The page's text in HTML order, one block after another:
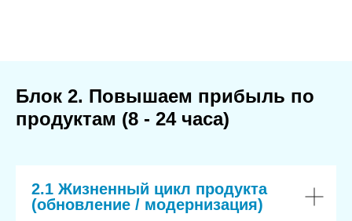
Блок 2. Повышаем прибыль по
продуктам (8 - 24 часа)
2.1 Жизненный цикл продукта
(обновление / модернизация)